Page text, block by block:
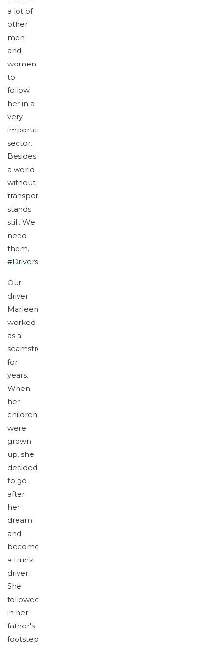
a lot of
other
men
and
women
to
follow
her in a
very
important
sector.
Besides
a world
without
transport
stands
still. We
need
them.
#DriversAreHeros
Our
driver
Marleen
worked
as a
seamstress
for
years.
When
her
children
were
grown
up, she
decided
to go
after
her
dream
and
become
a truck
driver.
She
followed
in her
father's
footsteps